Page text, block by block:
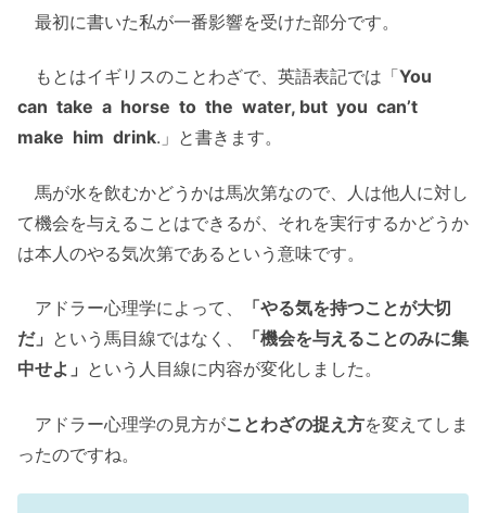
最初に書いた私が一番影響を受けた部分です。
もとはイギリスのことわざで、英語表記では「You
can take a horse to the water, but you can’t
make him drink.」と書きます。
馬が水を飲むかどうかは馬次第なので、人は他人に対し
て機会を与えることはできるが、それを実行するかどうか
は本人のやる気次第であるという意味です。
アドラー心理学によって、
「やる気を持つことが大切
だ」 という馬目線ではなく、
「機会を与えることのみに集
中せよ」 という人目線に内容が変化しました。
アドラー心理学の見方がことわざの捉え方を変えてしま
ったのですね。